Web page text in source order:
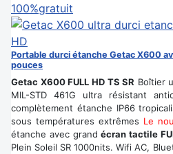
100%gratuit
Portable durci étanche Getac X600
pouces
Getac X600 FULL HD TS SR Boîtier
MIL-STD 461G ultra résistant
complètement étanche IP66
sous températures extrêmes Le
étanche avec grandécran tactile
Plein Soleil SR 1000nits. Wifi AC,